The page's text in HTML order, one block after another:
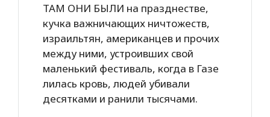
ТАМ ОНИ БЫЛИ на празднестве,
кучка важничающих ничтожеств,
израильтян, американцев и прочих
между ними, устроивших свой
маленький фестиваль, когда в Газе
лилась кровь, людей убивали
десятками и ранили тысячами.